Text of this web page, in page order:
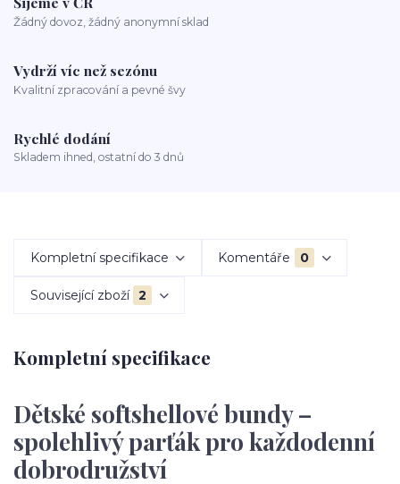
Žádný dovoz, žádný anonymní sklad
Vydrží víc než sezónu
Kvalitní zpracování a pevné švy
Rychlé dodání
Skladem ihned, ostatní do 3 dnů
Kompletní specifikace Komentáře 0
Související zboží 2
Kompletní specifikace
Dětské softshellové bundy –
spolehlivý parťák pro každodenní
dobrodružství